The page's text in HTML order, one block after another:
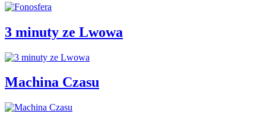
3 minuty ze Lwowa
Machina Czasu